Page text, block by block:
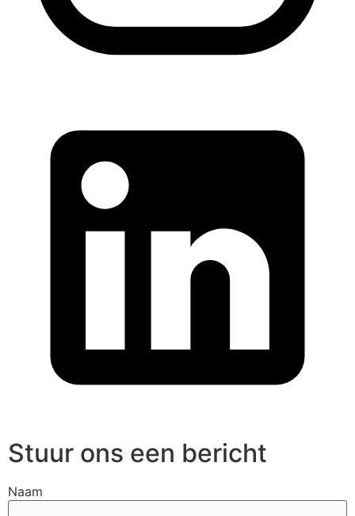
Stuur ons een bericht
Naam